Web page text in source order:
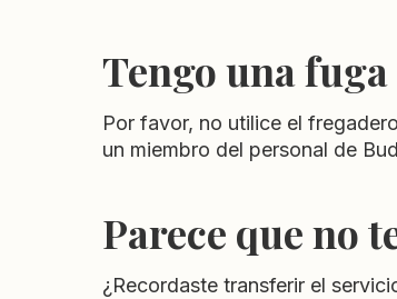
Tengo una
Por favor, no utilice el
un miembro del personal de
Parece que no
¿Recordaste transferir el